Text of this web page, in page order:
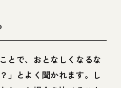
とで、おとなしくなるな
」とよく聞かれます。し